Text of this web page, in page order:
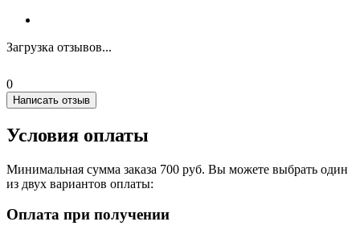
Загрузка отзывов...
0
Написать отзыв
Условия оплаты
Минимальная сумма заказа 700 руб. Вы можете выбрать один
из двух вариантов оплаты:
Оплата при получении